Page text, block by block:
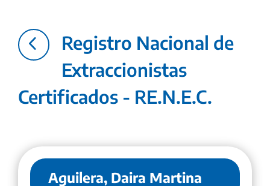
4
Registro Nacional de
Extraccionistas
Certificados - RE.N.E.C.
Aguilera, Daira Martina